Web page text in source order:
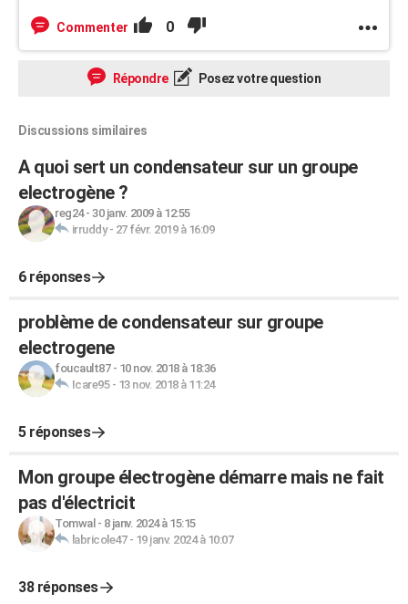
Commenter 0
Répondre Posez votre question
Discussions similaires
A quoi sert un condensateur sur un groupe
electrogène ?
reg24- 30 janv. 2009 à 12:55
irruddy- 27 févr. 2019 à 16:09
6 réponses
problème de condensateur sur groupe
electrogene
foucault87- 10 nov. 2018 à 18:36
Icare95- 13 nov. 2018 à 11:24
5 réponses
Mon groupe électrogène démarre mais ne fait
pas d'électricit
Tomwal- 8 janv. 2024 à 15:15
labricole47- 19 janv. 2024 à 10:07
38 réponses